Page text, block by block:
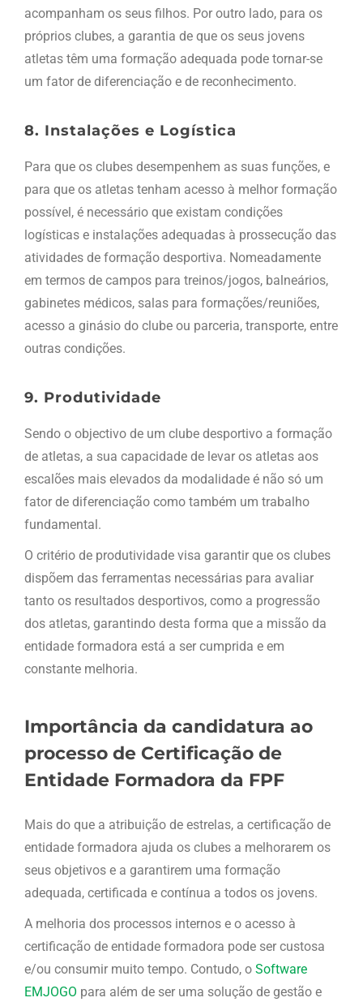
acompanham os seus filhos. Por outro lado, para os
próprios clubes, a garantia de que os seus jovens
atletas têm uma formação adequada pode tornar-se
um fator de diferenciação e de reconhecimento.
8. Instalações e Logística
Para que os clubes desempenhem as suas funções, e
para que os atletas tenham acesso à melhor formação
possível, é necessário que existam condições
logísticas e instalações adequadas à prossecução das
atividades de formação desportiva. Nomeadamente
em termos de campos para treinos/jogos, balneários,
gabinetes médicos, salas para formações/reuniões,
acesso a ginásio do clube ou parceria, transporte, entre
outras condições.
9. Produtividade
Sendo o objectivo de um clube desportivo a formação
de atletas, a sua capacidade de levar os atletas aos
escalões mais elevados da modalidade é não só um
fator de diferenciação como também um trabalho
fundamental.
O critério de produtividade visa garantir que os clubes
dispõem das ferramentas necessárias para avaliar
tanto os resultados desportivos, como a progressão
dos atletas, garantindo desta forma que a missão da
entidade formadora está a ser cumprida e em
constante melhoria.
Importância da candidatura ao
processo de Certificação de
Entidade Formadora da FPF
Mais do que a atribuição de estrelas, a certificação de
entidade formadora ajuda os clubes a melhorarem os
seus objetivos e a garantirem uma formação
adequada, certificada e contínua a todos os jovens.
A melhoria dos processos internos e o acesso à
certificação de entidade formadora pode ser custosa
e/ou consumir muito tempo. Contudo, o Software
EMJOGO para além de ser uma solução de gestão e